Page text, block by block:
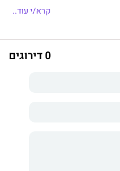
להיכנס לרשימות
בתה הקטנה ועם שלושת
לקראת מרתון הריצה הבא
קרא/י עוד..
0 דירוגים